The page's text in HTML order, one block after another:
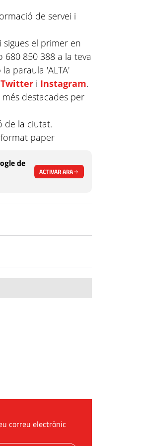
de servei i
sigues el primer en
850 388 a la teva
paraula 'ALTA'
Twitteri Instagram.
destacades per
de la ciutat.
paper
de
ACTIVAR ARA
correu electrònic